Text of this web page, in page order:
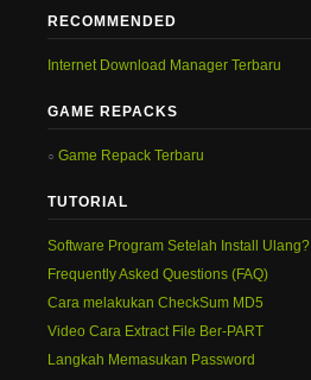
RECOMMENDED
Internet Download Manager Terbaru
GAME REPACKS
Game Repack Terbaru
TUTORIAL
Software Program Setelah Install Ulang?
Frequently Asked Questions (FAQ)
Cara melakukan CheckSum MD5
Video Cara Extract File Ber-PART
Langkah Memasukan Password